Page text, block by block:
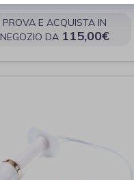
PROVA E ACQUISTA IN
NEGOZIO DA 115,00€